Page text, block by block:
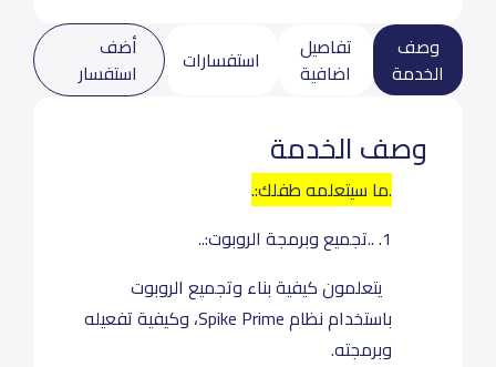
وصف
الخدمة
تفاصيل
اضافية
استفسارات
أضف
استفسار
وصف الخدمة
.ما سيتعلمه طفلك:.
1. ..تجميع وبرمجة الروبوت:..
يتعلمون كيفية بناء وتجميع الروبوت
باستخدام نظام Spike Prime، وكيفية تفعيله
وبرمجته.